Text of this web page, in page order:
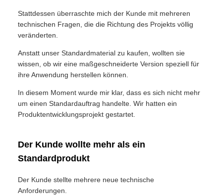
Stattdessen überraschte mich der Kunde mit mehreren
technischen Fragen, die die Richtung des Projekts völlig
veränderten.
Anstatt unser Standardmaterial zu kaufen, wollten sie
wissen, ob wir eine maßgeschneiderte Version speziell für
ihre Anwendung herstellen können.
In diesem Moment wurde mir klar, dass es sich nicht mehr
um einen Standardauftrag handelte. Wir hatten ein
Produktentwicklungsprojekt gestartet.
Der Kunde wollte mehr als ein
Standardprodukt
Der Kunde stellte mehrere neue technische
Anforderungen.